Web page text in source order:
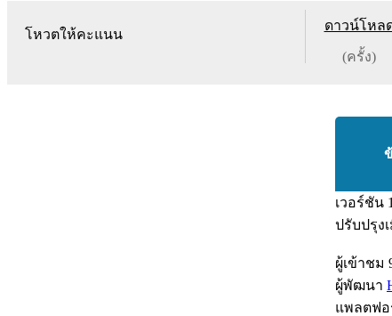
โหวตให้คะแนน
ดาวน์โหล
(ครั้ง)
เวอร์ชัน
ปรับปรุง
ผู้เข้าชม
ผู้พัฒนา
แพลตฟอ